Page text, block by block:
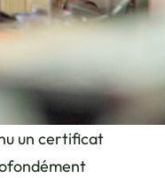
un certificat